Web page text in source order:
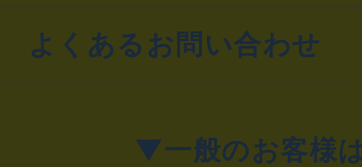
よくあるお問い合わせ
▼一般のお客様